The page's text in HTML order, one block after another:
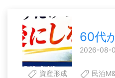
60代
2026-08-
資産形成 民泊